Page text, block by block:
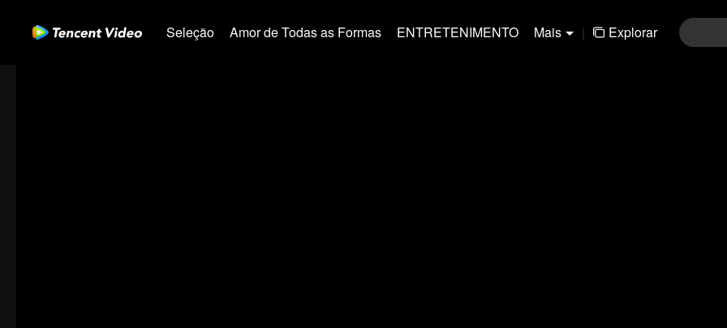
Seleção Amor de Todas as Formas ENTRETENIMENTO Mais | Explorar